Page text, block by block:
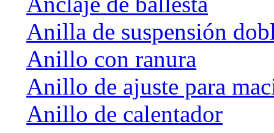
Anilla de suspensión
Anillo con ranura
Anillo de ajuste para
Anillo de calentador